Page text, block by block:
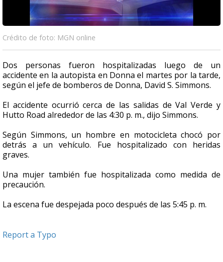
Crédito de foto: MGN online
Dos personas fueron hospitalizadas luego de un
accidente en la autopista en Donna el martes por la tarde,
según el jefe de bomberos de Donna, David S. Simmons.
El accidente ocurrió cerca de las salidas de Val Verde y
Hutto Road alrededor de las 4:30 p. m., dijo Simmons.
Según Simmons, un hombre en motocicleta chocó por
detrás a un vehículo. Fue hospitalizado con heridas
graves.
Una mujer también fue hospitalizada como medida de
precaución.
La escena fue despejada poco después de las 5:45 p. m.
Report a Typo